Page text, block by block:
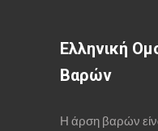
Ελληνική
Βαρών
Η άρση βαρών